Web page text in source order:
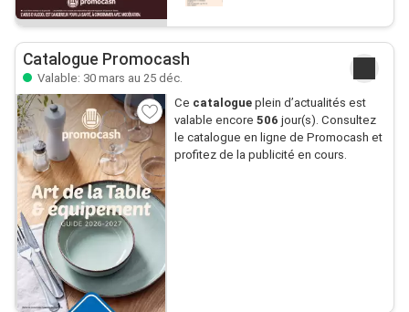
Catalogue Promocash
Valable: 30 mars au 25 déc.
Ce catalogueplein d’actualités est
valable encore 506 jour(s). Consultez
le catalogue en ligne de Promocash et
profitez de la publicité en cours.